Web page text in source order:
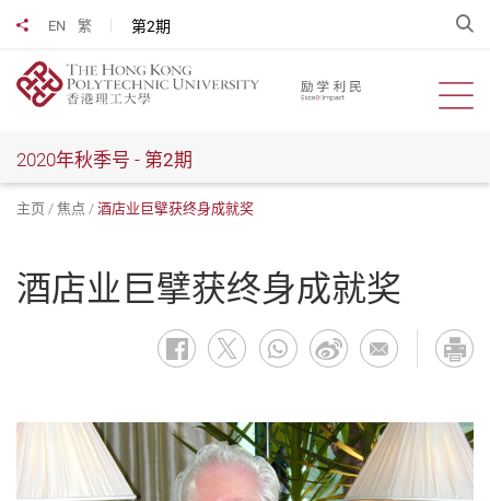
EN 繁 第2期
分享到
开
2020年秋季号 - 第2期
主页 焦点 酒店业巨擘获终身成就奖
酒店业巨擘获终身成就奖